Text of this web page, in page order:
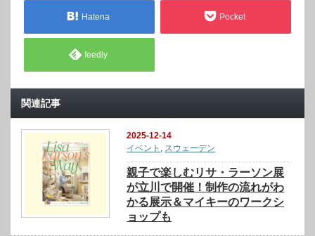
Hatena Pocket
feedly
関連記事
2025-12-14
イベント , スウェーデン
親子で楽しむリサ・ラーソン展
が立川で開催！制作の流れがわ
かる展示＆マイキーのワークシ
ョップも